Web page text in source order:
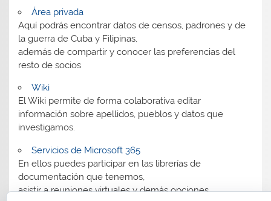
Área privada
Aquí podrás encontrar datos de censos, padrones y de
la guerra de Cuba y Filipinas,
además de compartir y conocer las preferencias del
resto de socios
Wiki
El Wiki permite de forma colaborativa editar
información sobre apellidos, pueblos y datos que
investigamos.
Servicios de Microsoft 365
En ellos puedes participar en las librerías de
documentación que tenemos,
asistir a reuniones virtuales y demás opciones